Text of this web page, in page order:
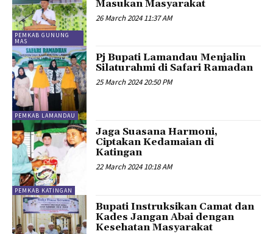
PEMKAB GUNUNG
MAS
Masukan Masyarakat
26 March 2024 11:37 AM
PEMKAB LAMANDAU
Pj Bupati Lamandau Menjalin
Silaturahmi di Safari Ramadan
25 March 2024 20:50 PM
PEMKAB KATINGAN
Jaga Suasana Harmoni,
Ciptakan Kedamaian di
Katingan
22 March 2024 10:18 AM
Bupati Instruksikan Camat dan
Kades Jangan Abai dengan
Kesehatan Masyarakat